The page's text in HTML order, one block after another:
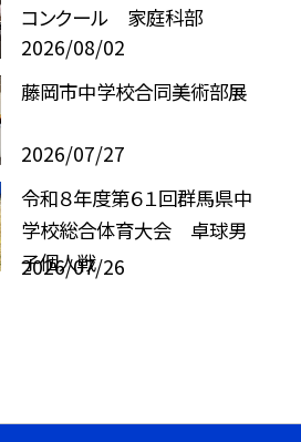
コンクール 家庭科部
2026/08/02
藤岡市中学校合同美術部展
2026/07/27
令和８年度第６１回群馬県中
学校総合体育大会 卓球男
子個人戦
2026/07/26